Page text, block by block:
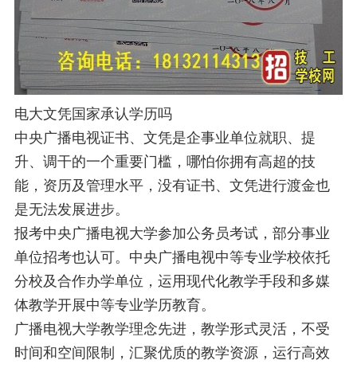
电大文凭国家承认学历吗
中央广播电视证书、文凭是企事业单位就职、提
升、调干的一个重要门槛，哪怕你拥有高超的技
能，资历及管理水平，没有证书、文凭进行渡金也
是无法发展进步。
报考中央广播电视大学参加公务员考试，部分事业
单位招考也认可。中央广播电视中等专业学校依托
分校及合作办学单位，运用现代化教学手段和多媒
体教学开展中等专业学历教育。
广播电视大学教学理念先进，教学形式灵活，不受
时间和空间限制，汇聚优质的教学资源，运行高效